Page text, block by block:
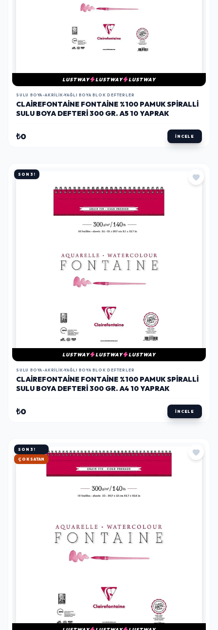
LUSTWAY LUSTWAY LUSTWAY
SULU BOYA-AKRILIK-YAĞLI BOYA BLOK DEFTERLER
CLAIREFONTAINE FONTAINE %100 PAMUK SPIRALLI
SULU BOYA DEFTERI 300 GR. A5 10 YAPRAK
₺0 İNCELE
SON 3!
LUSTWAY LUSTWAY LUSTWAY
SULU BOYA-AKRILIK-YAĞLI BOYA BLOK DEFTERLER
CLAIREFONTAINE FONTAINE %100 PAMUK SPIRALLI
SULU BOYA DEFTERI 300 GR. A4 10 YAPRAK
₺0 İNCELE
SON 3!
HIZLI KARGO